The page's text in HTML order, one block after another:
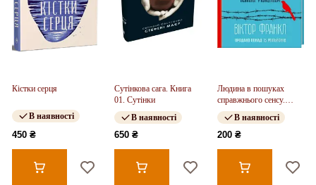
Кістки серця
В наявності
450 ₴
Сутінкова сага. Книга
01. Сутінки
В наявності
650 ₴
Людина в пошуках
справжнього сенсу.
Психолог у концтаборі
В наявності
200 ₴